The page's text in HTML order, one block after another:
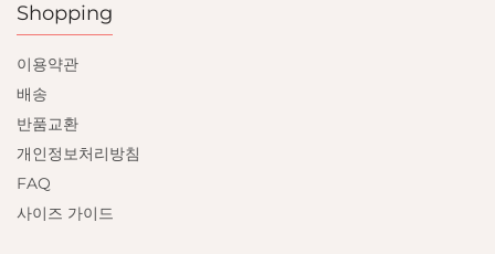
Shopping
이용약관
배송
반품교환
개인정보처리방침
FAQ
사이즈 가이드